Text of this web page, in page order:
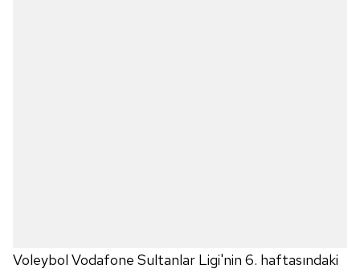
Voleybol Vodafone Sultanlar Ligi'nin 6. haftasındaki